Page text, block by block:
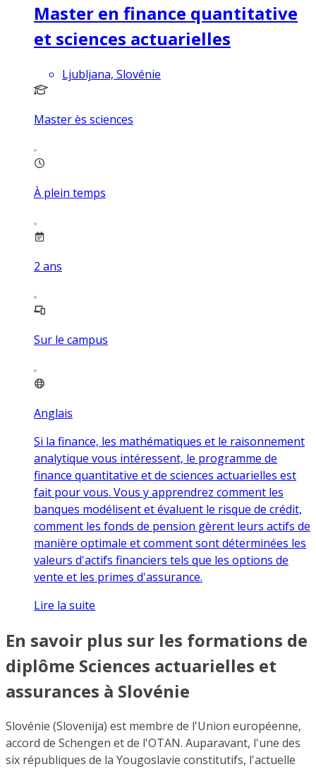
Master en finance quantitative
et sciences actuarielles
Ljubljana, Slovénie
Master ès sciences
À plein temps
2 ans
Sur le campus
Anglais
Si la finance, les mathématiques et le raisonnement
analytique vous intéressent, le programme de
finance quantitative et de sciences actuarielles est
fait pour vous. Vous y apprendrez comment les
banques modélisent et évaluent le risque de crédit,
comment les fonds de pension gèrent leurs actifs de
manière optimale et comment sont déterminées les
valeurs d'actifs financiers tels que les options de
vente et les primes d'assurance.
Lire la suite
En savoir plus sur les formations de
diplôme Sciences actuarielles et
assurances à Slovénie
Slovénie (Slovenija) est membre de l'Union européenne,
accord de Schengen et de l'OTAN. Auparavant, l'une des
six républiques de la Yougoslavie constitutifs, l'actuelle